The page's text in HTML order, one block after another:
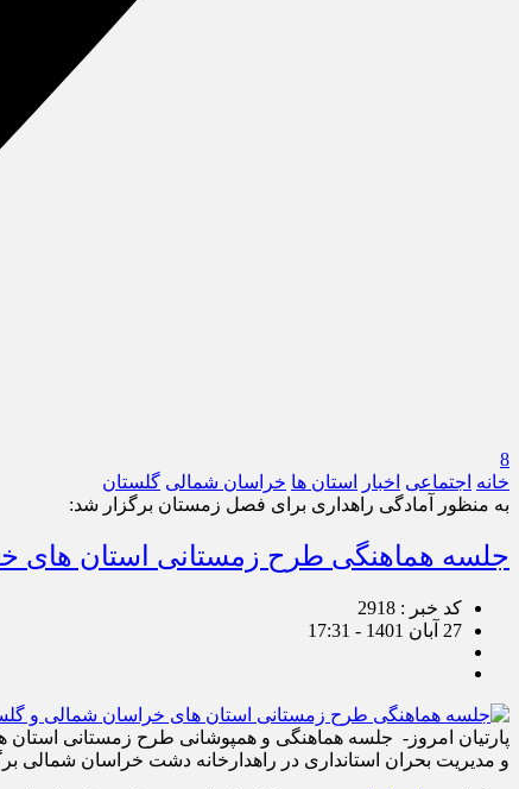
8
خانه اجتماعی اخبار استان ها خراسان شمالی گلستان
به منظور آمادگی راهداری برای فصل زمستان برگزار شد:
جلسه هماهنگی طرح زمستانی استان های
کد خبر : 2918
27 آبان 1401 - 17:31
پارتیان امروز- جلسه هماهنگی و همپوشانی طرح زمستانی استان
و مدیریت بحران استانداری در راهدارخانه دشت خراسان شمالی